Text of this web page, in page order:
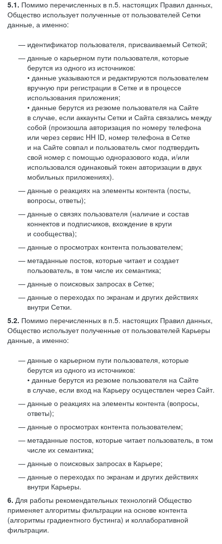
5.1. Помимо перечисленных в п.5. настоящих Правил данных,
Общество использует полученные от пользователей Сетки
данные, а именно:
идентификатор пользователя, присваиваемый Сеткой;
данные о карьерном пути пользователя, которые
берутся из одного из источников:
• данные указываются и редактируются пользователем
вручную при регистрации в Сетке и в процессе
использования приложения;
• данные берутся из резюме пользователя на Сайте
в случае, если аккаунты Сетки и Сайта связались между
собой (произошла авторизация по номеру телефона
или через сервис HH ID, номер телефона в Сетке
и на Сайте совпал и пользователь смог подтвердить
свой номер с помощью одноразового кода, и/или
использовался одинаковый токен авторизации в двух
мобильных приложениях).
данные о реакциях на элементы контента (посты,
вопросы, ответы);
данные о связях пользователя (наличие и состав
коннектов и подписчиков, вхождение в круги
и сообщества);
данные о просмотрах контента пользователем;
метаданные постов, которые читает и создает
пользователь, в том числе их семантика;
данные о поисковых запросах в Сетке;
данные о переходах по экранам и других действиях
внутри Сетки.
5.2. Помимо перечисленных в п.5. настоящих Правил данных,
Общество использует полученные от пользователей Карьеры
данные, а именно:
данные о карьерном пути пользователя, которые
берутся из одного из источников:
• данные берутся из резюме пользователя на Сайте
в случае, если вход на Карьеру осуществлен через Сайт.
данные о реакциях на элементы контента (вопросы,
ответы);
данные о просмотрах контента пользователем;
метаданные постов, которые читает пользователь, в том
числе их семантика;
данные о поисковых запросах в Карьере;
данные о переходах по экранам и других действиях
внутри Карьеры.
6. Для работы рекомендательных технологий Общество
применяет алгоритмы фильтрации на основе контента
(алгоритмы градиентного бустинга) и коллаборативной
фильтрации.